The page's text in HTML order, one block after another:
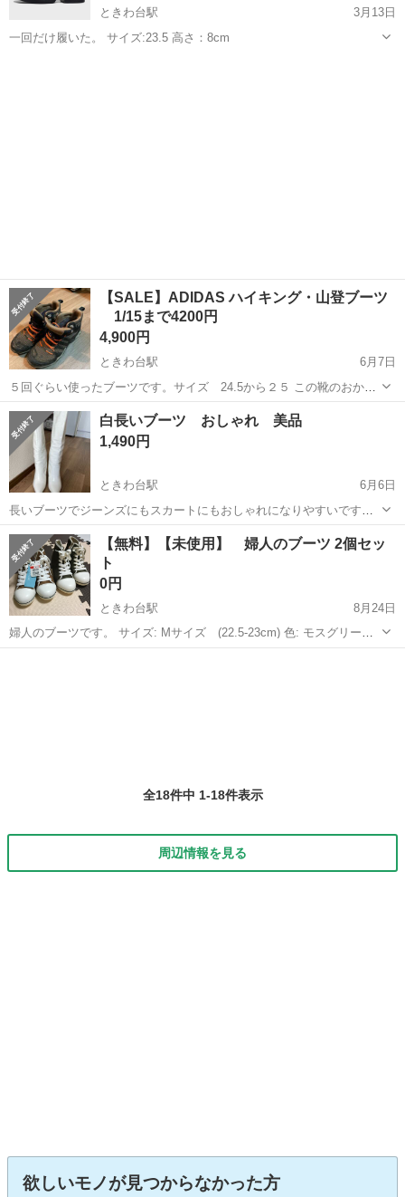
ときわ台駅
3月13日
一回だけ履いた。 サイズ:23.5 高さ：8cm
【SALE】ADIDAS ハイキング・山登ブーツ
1/15まで4200円
4,900円
ときわ台駅
6月7日
５回ぐらい使ったブーツです。サイズ 24.5から２５ この靴のおかげ
で山を楽しめました。 新しい靴を買ったので、こちらを出品します。
最寄駅 ときわ台 郵送も可能ですが、送料別です。 よろしくお願い致
します。
東京 板橋区 ときわ台駅
白長いブーツ おしゃれ 美品
1,490円
ときわ台駅
6月6日
長いブーツでジーンズにもスカートにもおしゃれになりやすいです。
３回しか使ってないため、ほぼ新品です。 最寄駅 ときわ台 よろしく
お願い致します。
東京 板橋区 ときわ台駅 靴 ジーンズ
【無料】【未使用】 婦人のブーツ 2個セッ
ト
0円
ときわ台駅
8月24日
婦人のブーツです。 サイズ: Mサイズ (22.5-23cm) 色: モスグリー
ン と キャメル いつ買ったのは忘れてしまいました。 買ってから
全18件中 1-18件表示
周辺情報を見る
欲しいモノが見つからなかった方